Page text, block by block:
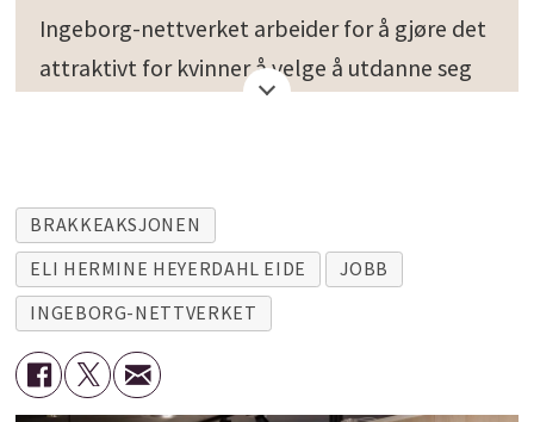
Ingeborg-nettverket arbeider for å gjøre det
attraktivt for kvinner å velge å utdanne seg
Gjennom tilrettelegging for
erfaringsutveksling, kompetanseheving og
personlig utvikling, skaper Ingeborg-
nettverket en felles møteplass for
inspirasjon og motivasjon. Målet er å fremme
BRAKKEAKSJONEN
ELI HERMINE HEYERDAHL EIDE
JOBB
INGEBORG-NETTVERKET